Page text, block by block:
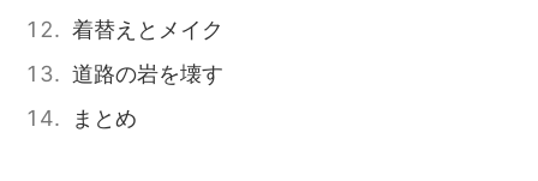
着替えとメイク
道路の岩を壊す
まとめ